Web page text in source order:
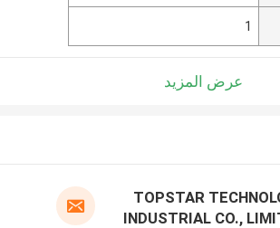
1
عرض المزيد
TOPSTAR
INDUSTRIAL CO.,